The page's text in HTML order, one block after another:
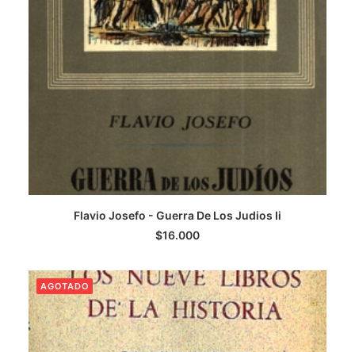
LEER MÁS
Flavio Josefo - Guerra De Los Judios Ii
$16.000
AGOTADO